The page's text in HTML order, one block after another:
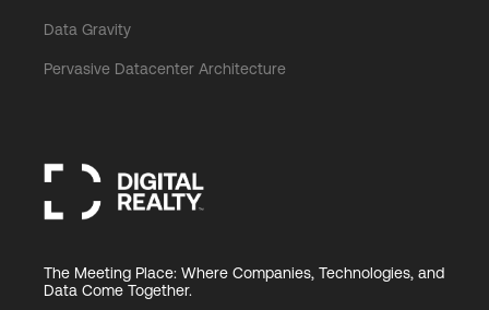
Data Gravity
Pervasive Datacenter Architecture
The Meeting Place: Where Companies, Technologies, and
Data Come Together.